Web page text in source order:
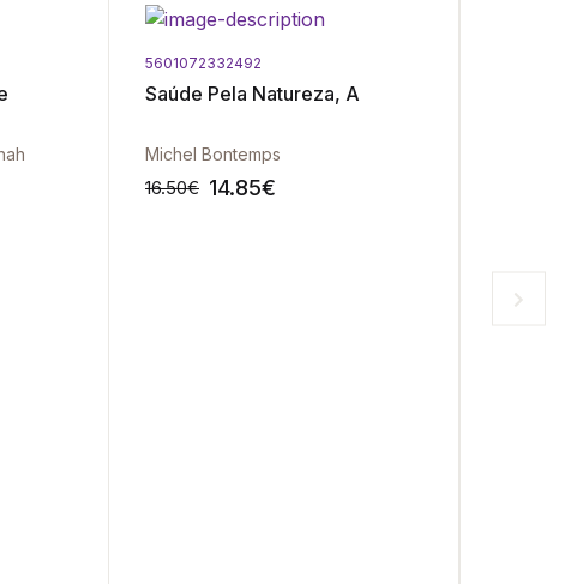
5601072332492
Saúde Pela Natureza, A
Michel Bontemps
16.50€ 14.85€